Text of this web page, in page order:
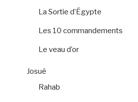
La Sortie d’Égypte
Les 10 commandements
Le veau d’or
Josué
Rahab